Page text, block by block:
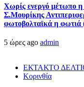
Χωρίς ενεργό μέτωπο
Σ.Μουρίκης
φωτοβολταϊκά η
5 ώρες ago admin
ΕΚΤΑΚΤΟ
Κορινθία